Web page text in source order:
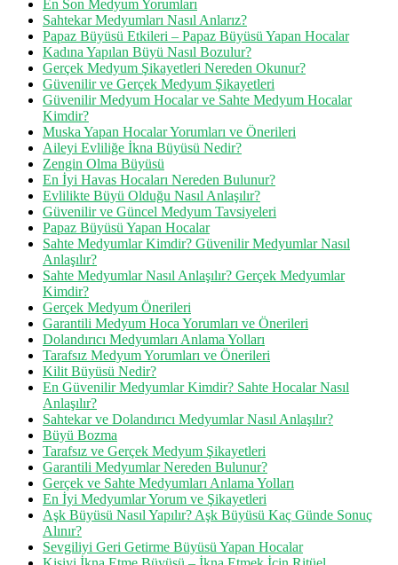
En Son Medyum Yorumları
Sahtekar Medyumları Nasıl Anlarız?
Papaz Büyüsü Etkileri – Papaz Büyüsü Yapan Hocalar
Kadına Yapılan Büyü Nasıl Bozulur?
Gerçek Medyum Şikayetleri Nereden Okunur?
Güvenilir ve Gerçek Medyum Şikayetleri
Güvenilir Medyum Hocalar ve Sahte Medyum Hocalar
Kimdir?
Muska Yapan Hocalar Yorumları ve Önerileri
Aileyi Evliliğe İkna Büyüsü Nedir?
Zengin Olma Büyüsü
En İyi Havas Hocaları Nereden Bulunur?
Evlilikte Büyü Olduğu Nasıl Anlaşılır?
Güvenilir ve Güncel Medyum Tavsiyeleri
Papaz Büyüsü Yapan Hocalar
Sahte Medyumlar Kimdir? Güvenilir Medyumlar Nasıl
Anlaşılır?
Sahte Medyumlar Nasıl Anlaşılır? Gerçek Medyumlar
Kimdir?
Gerçek Medyum Önerileri
Garantili Medyum Hoca Yorumları ve Önerileri
Dolandırıcı Medyumları Anlama Yolları
Tarafsız Medyum Yorumları ve Önerileri
Kilit Büyüsü Nedir?
En Güvenilir Medyumlar Kimdir? Sahte Hocalar Nasıl
Anlaşılır?
Sahtekar ve Dolandırıcı Medyumlar Nasıl Anlaşılır?
Büyü Bozma
Tarafsız ve Gerçek Medyum Şikayetleri
Garantili Medyumlar Nereden Bulunur?
Gerçek ve Sahte Medyumları Anlama Yolları
En İyi Medyumlar Yorum ve Şikayetleri
Aşk Büyüsü Nasıl Yapılır? Aşk Büyüsü Kaç Günde Sonuç
Alınır?
Sevgiliyi Geri Getirme Büyüsü Yapan Hocalar